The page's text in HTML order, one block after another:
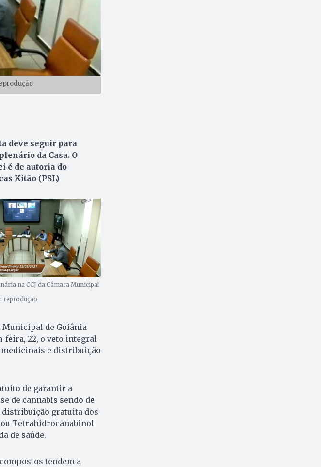
deve seguir para
da Casa. O
é de autoria do
Kitão (PSL)
na CCJ da Câmara Municipal
reprodução
Municipal de Goiânia
feira, 22, o veto integral
medicinais e distribuição
de garantir a
de cannabis sendo de
distribuição gratuita dos
ou Tetrahidrocanabinol
de saúde.
tendem a